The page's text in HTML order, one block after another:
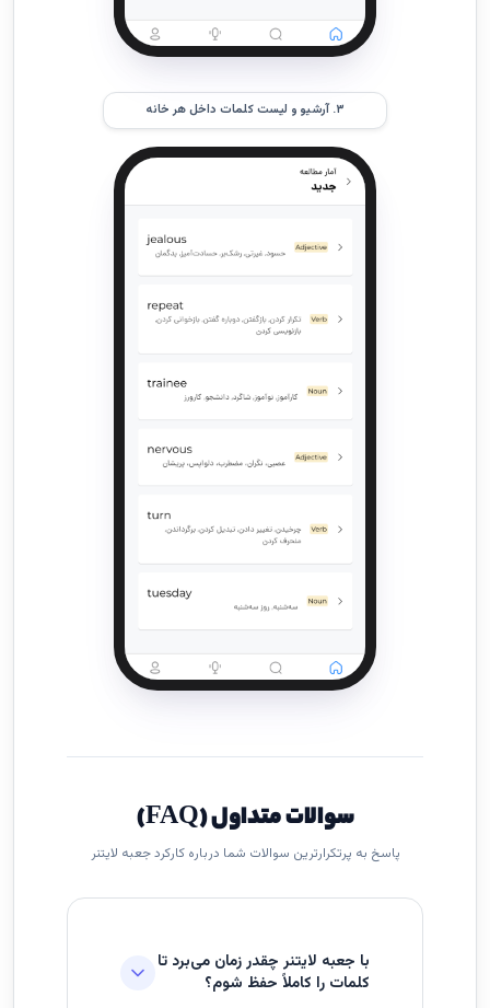
۳. آرشیو و لیست کلمات داخل هر خانه
سوالات متداول (FAQ)
پاسخ به پرتکرارترین سوالات شما درباره کارکرد جعبه لایتنر
با جعبه لایتنر چقدر زمان می‌برد تا
کلمات را کاملاً حفظ شوم؟